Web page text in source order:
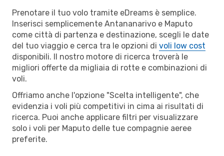
Prenotare il tuo volo tramite eDreams è semplice.
Inserisci semplicemente Antananarivo e Maputo
come città di partenza e destinazione, scegli le date
del tuo viaggio e cerca tra le opzioni di voli low cost
disponibili. Il nostro motore di ricerca troverà le
migliori offerte da migliaia di rotte e combinazioni di
voli.
Offriamo anche l'opzione "Scelta intelligente", che
evidenzia i voli più competitivi in cima ai risultati di
ricerca. Puoi anche applicare filtri per visualizzare
solo i voli per Maputo delle tue compagnie aeree
preferite.